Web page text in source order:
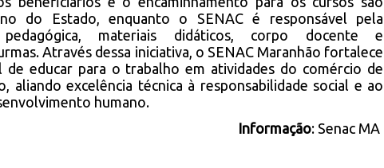
do Estado, enquanto o SENAC é responsável pela
materiais didáticos, corpo docente e
Através dessa iniciativa, o SENAC Maranhão fortalece
de educar para o trabalho em atividades do comércio de
aliando excelência técnica à responsabilidade social e ao
humano.
Informação: Senac MA